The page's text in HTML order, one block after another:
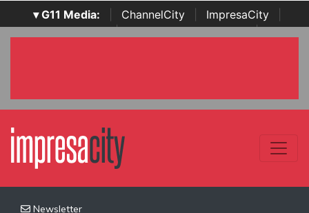
▾ G11 Media: ChannelCity ImpresaCity
SecurityOpenLab | Italian Channel Awards | Italian
Newsletter